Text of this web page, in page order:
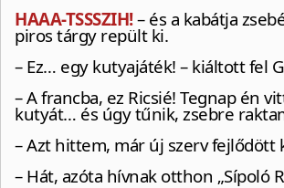
HAAA-TSSSZIH!– és a kabátja
piros tárgy repült ki.
– Ez… egy kutyajáték! – kiáltott fel
– A francba, ez Ricsié! Tegnap én
kutyát… és úgy tűnik, zsebre
– Azt hittem, már új szerv fejlődött
– Hát, azóta hívnak otthon „Sípoló